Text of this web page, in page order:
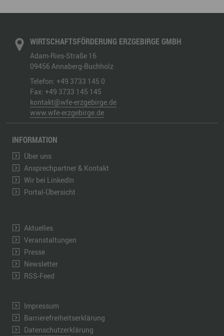
WIRTSCHAFTSFÖRDERUNG ERZGEBIRGE GMBH
Adam-Ries-Straße 16
09456 Annaberg-Buchholz
Telefon: +49 3733 145 0
Fax: +49 3733 145 145
kontakt@wfe-erzgebirge.de
www.wfe-erzgebirge.de
INFORMATION
Über uns
Ansprechpartner & Kontakt
Wir bei LinkedIn
Portal-Übersicht
Aktuelles
Veranstaltungen
Presse
Newsletter
RSS-Feed
Impressum
Barrierefreiheitserklärung
Datenschutzerklärung